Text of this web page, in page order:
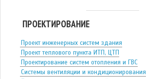
ПРОЕКТИРОВАНИЕ
Проект инженерных систем здания
Проект теплового пункта ИТП, ЦТП
Проектирование систем отопления и ГВС
Системы вентиляции и кондиционирования